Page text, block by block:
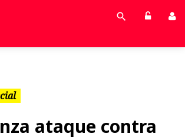
ataque contra